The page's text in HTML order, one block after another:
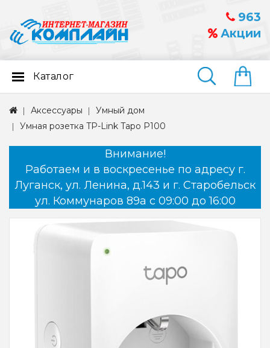
963
Акции
Найти
Каталог
Аксессуары
Умный дом
Умная розетка TP-Link Tapo P100
Внимание!
Работаем и в воскресенье по адресу г.
Луганск, ул. Ленина, д.143 и г. Старобельск
ул. Коммунаров 89а с 09:00 до 16:00